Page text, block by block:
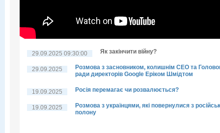
29.09.2025 09:30:00 Як закінчити війну?
29.09.2025
Розмова з засновником, колишнім CEO та
ради директорів Google Еріком Шмідтом
19.09.2025 Росія перемагає чи розвалюється?
19.09.2025
Розмова з українцями, які повернулися з
полону